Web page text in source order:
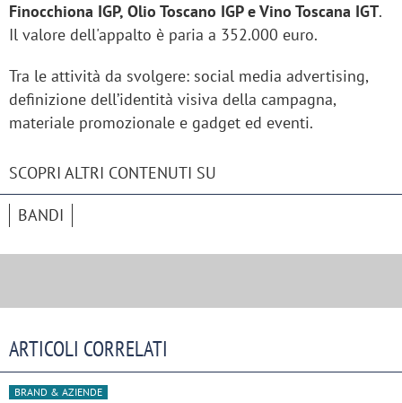
Finocchiona IGP, Olio Toscano IGP e Vino Toscana IGT.
Il valore dell'appalto è paria a 352.000 euro.
Tra le attività da svolgere: social media advertising,
definizione dell’identità visiva della campagna,
materiale promozionale e gadget ed eventi.
SCOPRI ALTRI CONTENUTI SU
BANDI
ARTICOLI CORRELATI
BRAND & AZIENDE